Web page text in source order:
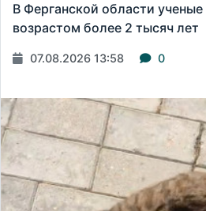
В Ферганской области
возрастом более 2 тысяч лет
07.08.2026 13:58 0